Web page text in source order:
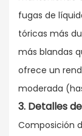
fugas de
tóricas más
más blandas
ofrece un
moderada
3. Detalles
Composición